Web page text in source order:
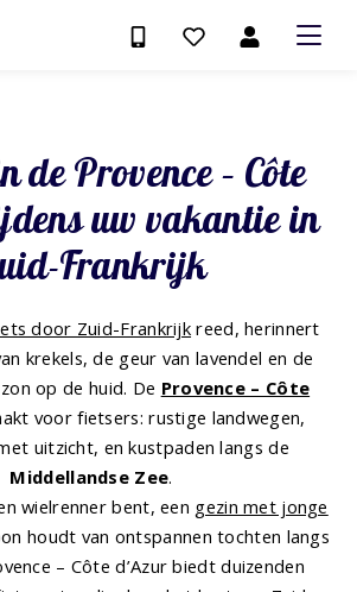
de Provence – Côte
uw vakantie in
Frankrijk
door Zuid-Frankrijk reed, herinnert
krekels, de geur van lavendel en de
op de huid. De Provence – Côte
voor fietsers: rustige landwegen,
uitzicht, en kustpaden langs de
Middellandse Zee.
wielrenner bent, een gezin met jonge
houdt van ontspannen tochten langs
– Côte d’Azur biedt duizenden